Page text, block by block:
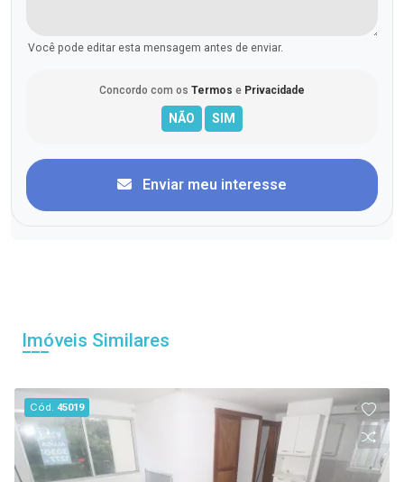
Você pode editar esta mensagem antes de enviar.
Concordo com os Termos e Privacidade
Enviar meu interesse
Imóveis Similares
Cód.45019